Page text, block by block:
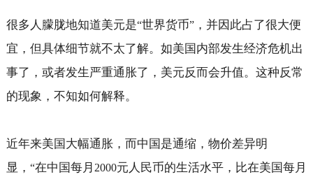
很多人朦胧地知道美元是“世界货币”，并因此占了很大便
宜，但具体细节就不太了解。如美国内部发生经济危机出
事了，或者发生严重通胀了，美元反而会升值。这种反常
的现象，不知如何解释。
近年来美国大幅通胀，而中国是通缩，物价差异明
显， “在中国每月 2000元人民币的生活水平，比在美国每月